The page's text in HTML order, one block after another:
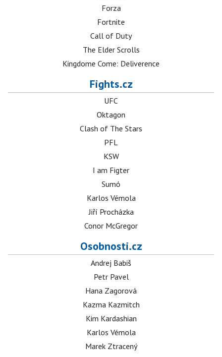
Forza
Fortnite
Call of Duty
The Elder Scrolls
Kingdome Come: Deliverence
Fights.cz
UFC
Oktagon
Clash of The Stars
PFL
KSW
I am Figter
Sumó
Karlos Vémola
Jiří Procházka
Conor McGregor
Osobnosti.cz
Andrej Babiš
Petr Pavel
Hana Zagorová
Kazma Kazmitch
Kim Kardashian
Karlos Vémola
Marek Ztracený